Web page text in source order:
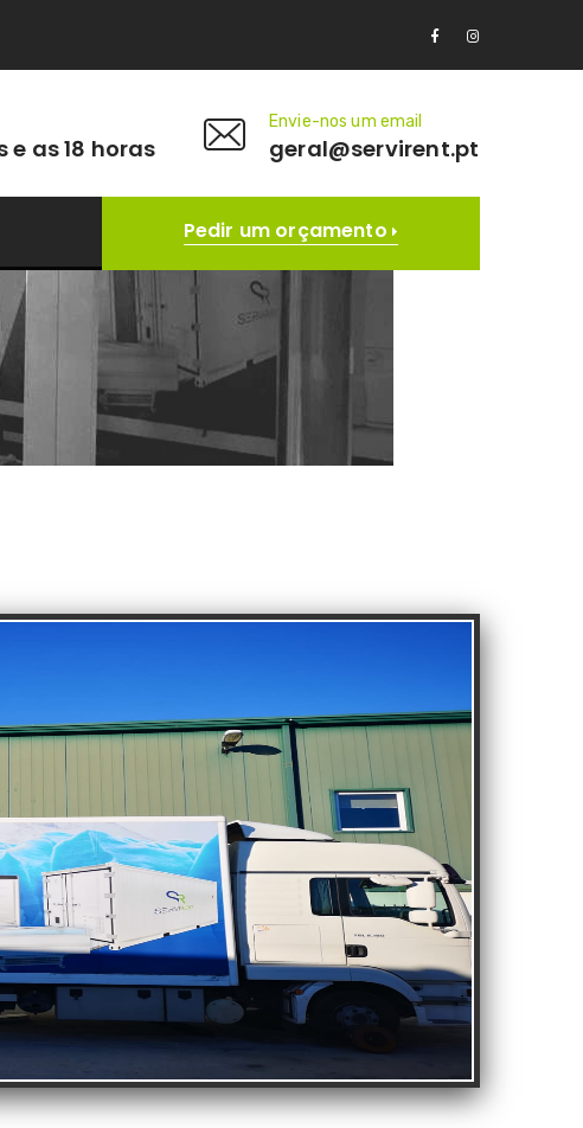
e as 18 horas
Envie-nos um email
geral@servirent.pt
Pedir um orçamento